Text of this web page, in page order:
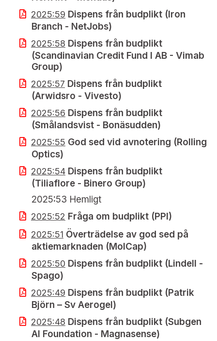
2025:59 Dispens från budplikt (Iron
Branch - NetJobs)
2025:58 Dispens från budplikt
(Scandinavian Credit Fund I AB - Vimab
Group)
2025:57 Dispens från budplikt
(Arwidsro - Vivesto)
2025:56 Dispens från budplikt
(Smålandsvist - Bonäsudden)
2025:55 God sed vid avnotering (Rolling
Optics)
2025:54 Dispens från budplikt
(Tiliaflore - Binero Group)
2025:53 Hemligt
2025:52 Fråga om budplikt (PPI)
2025:51 Överträdelse av god sed på
aktiemarknaden (MolCap)
2025:50 Dispens från budplikt (Lindell -
Spago)
2025:49 Dispens från budplikt (Patrik
Björn – Sv Aerogel)
2025:48 Dispens från budplikt (Subgen
AI Foundation - Magnasense)